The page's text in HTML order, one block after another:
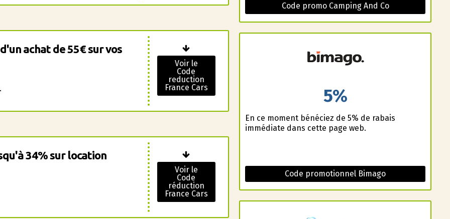
achat de 55€ sur vos
Voir le
Code
reduction
France Cars
34% sur location
Voir le
Code
réduction
France Cars
Code promo Camping And Co
5%
En ce moment bénéficiez de 5% de rabais
immédiate dans cette page web.
Code promotionnel Bimago